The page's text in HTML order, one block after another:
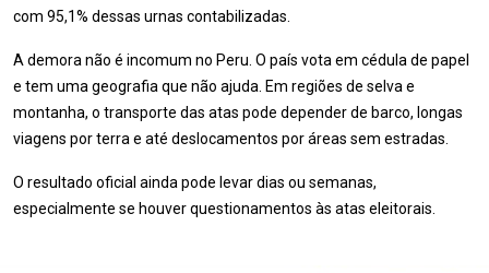
com 95,1% dessas urnas contabilizadas.
A demora não é incomum no Peru. O país vota em cédula de papel
e tem uma geografia que não ajuda. Em regiões de selva e
montanha, o transporte das atas pode depender de barco, longas
viagens por terra e até deslocamentos por áreas sem estradas.
O resultado oficial ainda pode levar dias ou semanas,
especialmente se houver questionamentos às atas eleitorais.